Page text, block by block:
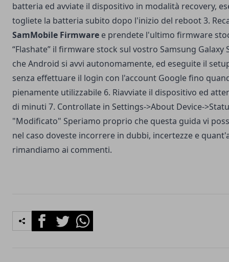
batteria ed avviate il dispositivo in modalità recovery,
togliete la batteria subito dopo l'inizio del reboot 3.
SamMobile Firmware e prendete l'ultimo firmware
“Flashate” il firmware stock sul vostro Samsung Galaxy
che Android si avvi autonomamente, ed eseguite il
senza effettuare il login con l'account Google fino
pienamente utilizzabile 6. Riavviate il dispositivo ed
di minuti 7. Controllate in Settings->About Device-
"Modificato" Speriamo proprio che questa guida vi
nel caso doveste incorrere in dubbi, incertezze e
rimandiamo ai commenti.
FacebookTwitterWhatsapp